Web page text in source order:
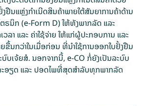
ຢືນແຫຼ່ງກໍາເນີດສິນຄ້າພາຍໃຕ້ສັນຍາການຄ້າດ້ານ
ຕຣນິກ (e-Form D) ໃຫ້ທັງພາກລັດ ແລະ
ລາ ແລະ ຄ່າໃຊ້ຈ່າຍ ໃຫ້ແກ່ຜູ້ປະກອບການ ແລະ
ຂື້ນກວ່າໃນເມື່ອກ່ອນ ທີ່ນຳໃຊ້ການອອກໃບຢັ້ງຢືນ
ບເຈ້ຍສໍ. ນອກຈາກນີ້, e-CO ກໍ່ຍັງເປັນລະບົບ
ອຽດ ແລະ ປອດໄພທີ່ສຸດສຳລັບທຸກພາກລັດ